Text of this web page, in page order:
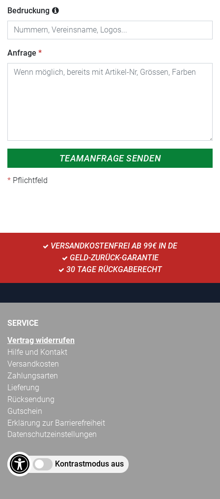
Bedruckung
Anfrage
TEAMANFRAGE SENDEN
Pflichtfeld
VERSANDKOSTENFREI AB 99€ IN DE
GELD-ZURÜCK-GARANTIE
30 TAGE RÜCKGABERECHT
SERVICE
Vertrag widerrufen
Hilfe und Kontakt
Versandkosten
Zahlungsarten
Lieferung
Rücksendung
Gutschein
Erklärung zur Barrierefreiheit
Datenschutzeinstellungen
Kontrastmodus aus